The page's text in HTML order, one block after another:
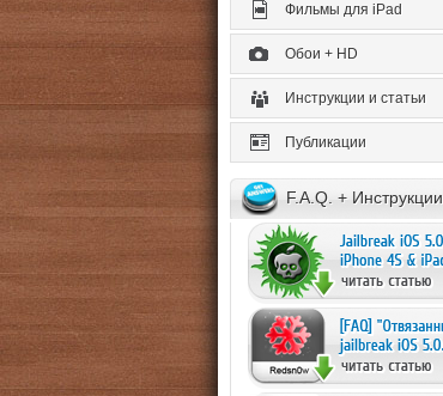
Фильмы для iPad
Обои + HD
Инструкции и статьи
Публикации
F.A.Q. + Инструкции